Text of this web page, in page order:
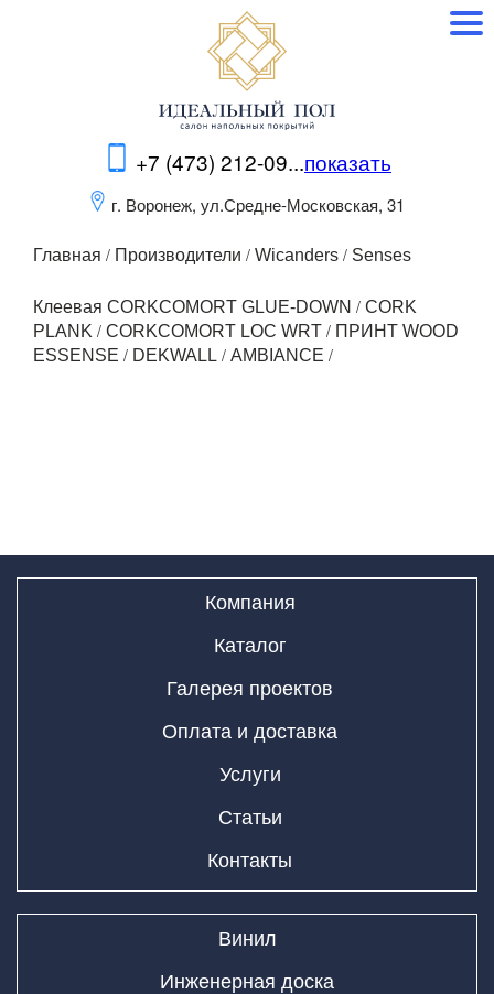
+7 (473) 212-09...показать
г. Воронеж, ул.Средне-Московская, 31
Главная / Производители / Wicanders / Senses
Клеевая CORKCOMORT GLUE-DOWN / CORK
PLANK / CORKCOMORT LOC WRT / ПРИНТ WOOD
ESSENSE / DEKWALL / AMBIANCE /
Компания
Каталог
Галерея проектов
Оплата и доставка
Услуги
Статьи
Контакты
Винил
Инженерная доска